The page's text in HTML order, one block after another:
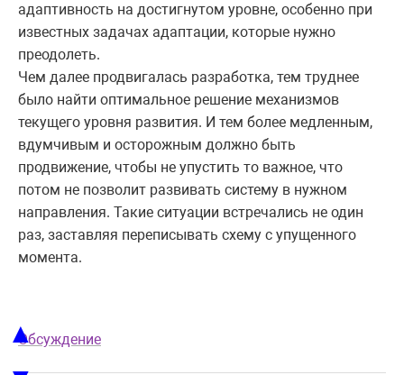
адаптивность на достигнутом уровне, особенно при
известных задачах адаптации, которые нужно
преодолеть.
Чем далее продвигалась разработка, тем труднее
было найти оптимальное решение механизмов
текущего уровня развития. И тем более медленным,
вдумчивым и осторожным должно быть
продвижение, чтобы не упустить то важное, что
потом не позволит развивать систему в нужном
направления. Такие ситуации встречались не один
раз, заставляя переписывать схему с упущенного
момента.
Обсуждение
▲